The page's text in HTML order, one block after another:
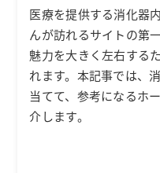
医療を提供する消化器
んが訪れるサイトの第
魅力を大きく左右する
れます。本記事では、
当てて、参考になるホ
介します。